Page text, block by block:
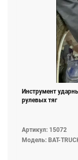
Инструмент
рулевых тяг
Артикул: 15072
Модель: BAT-